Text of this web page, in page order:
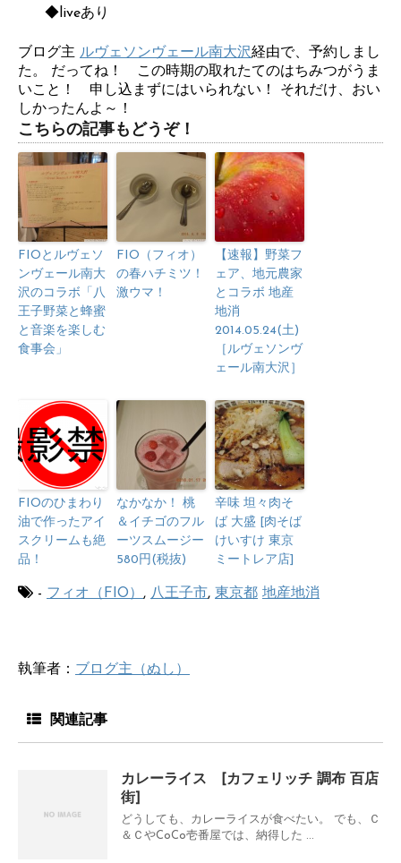
◆liveあり
ブログ主 ルヴェソンヴェール南大沢経由で、予約しまし
た。 だってね！ この時期の取れたてのはちみつがうま
いこと！ 申し込まずにはいられない！ それだけ、おい
しかったんよ～！
こちらの記事もどうぞ！
FIOとルヴェソ
ンヴェール南大
沢のコラボ「八
王子野菜と蜂蜜
と音楽を楽しむ
食事会」
FIO（フィオ）
の春ハチミツ！
激ウマ！
【速報】野菜フ
ェア、地元農家
とコラボ 地産
地消
2014.05.24(土)
［ルヴェソンヴ
ェール南大沢］
FIOのひまわり
油で作ったアイ
スクリームも絶
品！
なかなか！ 桃
＆イチゴのフル
ーツスムージー
580円(税抜)
辛味 坦々肉そ
ば 大盛 [肉そば
けいすけ 東京
ミートレア店]
- フィオ（FIO） , 八王子市, 東京都 地産地消
執筆者： ブログ主（ぬし）
関連記事
カレーライス [カフェリッチ 調布 百店
街]
どうしても、カレーライスが食べたい。 でも、Ｃ
＆ＣやCoCo壱番屋では、納得した ...